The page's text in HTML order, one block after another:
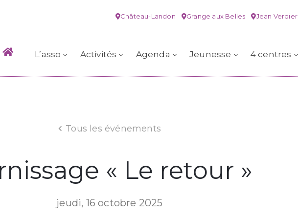
Château-Landon Grange aux Belles Jean Verdier
L’asso Activités Agenda Jeunesse 4 centres
Tous les événements
« Le retour »
jeudi, 16 octobre 2025